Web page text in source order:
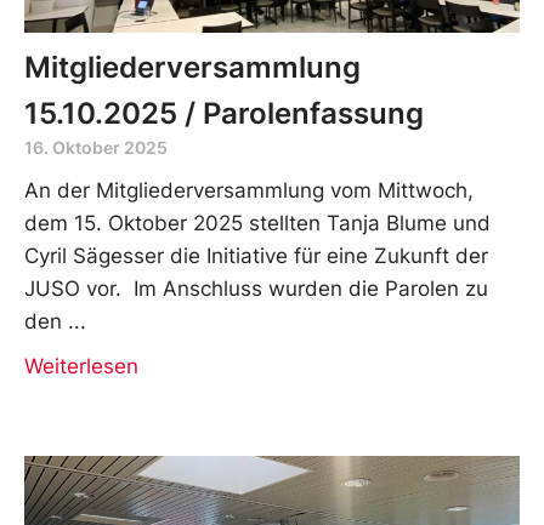
Mitgliederversammlung
15.10.2025 / Parolenfassung
16. Oktober 2025
An der Mitgliederversammlung vom Mittwoch,
dem 15. Oktober 2025 stellten Tanja Blume und
Cyril Sägesser die Initiative für eine Zukunft der
JUSO vor. Im Anschluss wurden die Parolen zu
den
Weiterlesen